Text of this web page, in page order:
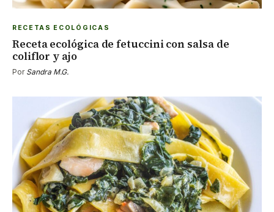
RECETAS ECOLÓGICAS
Receta ecológica de fetuccini con salsa de
coliflor y ajo
Por Sandra M.G.